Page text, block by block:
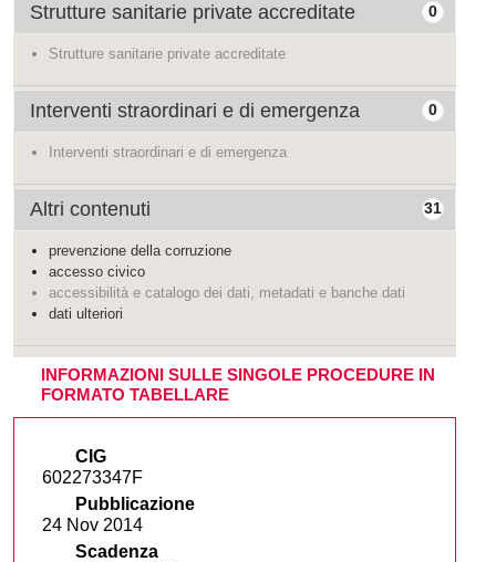
0
Strutture sanitarie private accreditate
Strutture sanitarie private accreditate
0
Interventi straordinari e di emergenza
Interventi straordinari e di emergenza
31
Altri contenuti
prevenzione della corruzione
accesso civico
accessibilità e catalogo dei dati, metadati e banche dati
dati ulteriori
INFORMAZIONI SULLE SINGOLE PROCEDURE IN
FORMATO TABELLARE
CIG
602273347F
Pubblicazione
24 Nov 2014
Scadenza